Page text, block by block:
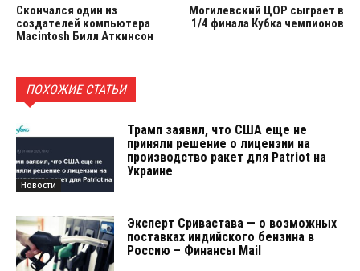
Скончался один из
создателей компьютера
Macintosh Билл Аткинсон
Могилевский ЦОР сыграет в
1/4 финала Кубка чемпионов
ПОХОЖИЕ СТАТЬИ
Новости
Трамп заявил, что США еще не
приняли решение о лицензии на
производство ракет для Patriot на
Украине
Эксперт Сривастава — о возможных
поставках индийского бензина в
Россию – Финансы Mail